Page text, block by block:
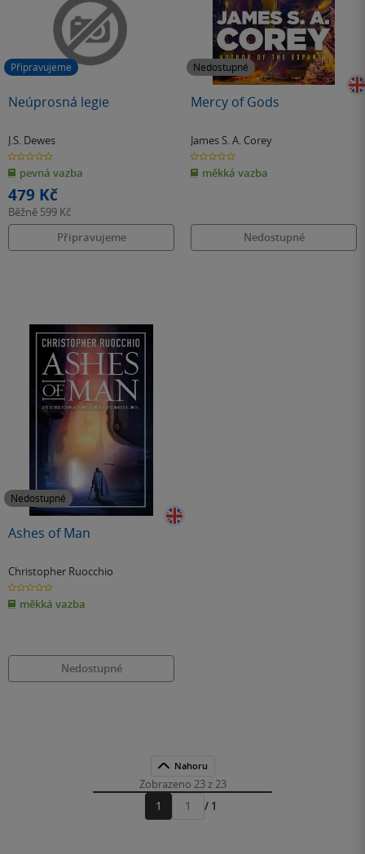
Připravujeme
Neúprosná legie
J.S. Dewes
0.0
z
5
hvězdiček
pevná vazba
479 Kč
Běžně 599 Kč
Připravujeme
Nedostupné
Mercy of Gods
James S. A. Corey
0.0
z
5
hvězdiček
měkká vazba
Nedostupné
Nedostupné
Ashes of Man
Christopher Ruocchio
0.0
z
5
hvězdiček
měkká vazba
Nedostupné
Nahoru
Zobrazeno 23 z 23
1
Přejít
/ 1